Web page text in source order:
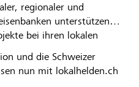
regionaler und
unterstützen
bei ihren lokalen
und die Schweizer
nun mit lokalhelden.ch